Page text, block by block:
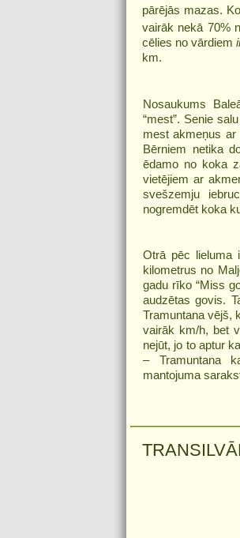
pārējās mazas.
vairāk nekā 70%
cēlies no vārdiem
km.
Nosaukums
“mest”. Senie
mest akmeņus
Bērniem netika
ēdamo no koka
vietējiem ar
svešzemju
nogremdēt koka
Otrā pēc
kilometrus no
gadu rīko “Miss
audzētas govis.
Tramuntana vējš,
vairāk km/h, bet
nejūt, jo to aptur
– Tramuntana
mantojuma